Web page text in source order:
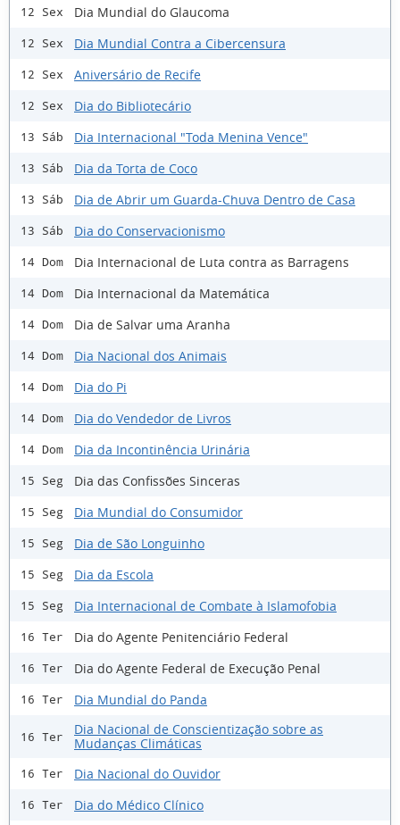
12 Sex Dia Mundial do Glaucoma
12 Sex Dia Mundial Contra a Cibercensura
12 Sex Aniversário de Recife
12 Sex Dia do Bibliotecário
13 Sáb Dia Internacional "Toda Menina Vence"
13 Sáb Dia da Torta de Coco
13 Sáb Dia de Abrir um Guarda-Chuva Dentro de Casa
13 Sáb Dia do Conservacionismo
14 Dom Dia Internacional de Luta contra as Barragens
14 Dom Dia Internacional da Matemática
14 Dom Dia de Salvar uma Aranha
14 Dom Dia Nacional dos Animais
14 Dom Dia do Pi
14 Dom Dia do Vendedor de Livros
14 Dom Dia da Incontinência Urinária
15 Seg Dia das Confissões Sinceras
15 Seg Dia Mundial do Consumidor
15 Seg Dia de São Longuinho
15 Seg Dia da Escola
15 Seg Dia Internacional de Combate à Islamofobia
16 Ter Dia do Agente Penitenciário Federal
16 Ter Dia do Agente Federal de Execução Penal
16 Ter Dia Mundial do Panda
16 Ter
Dia Nacional de Conscientização sobre as
Mudanças Climáticas
16 Ter Dia Nacional do Ouvidor
16 Ter Dia do Médico Clínico